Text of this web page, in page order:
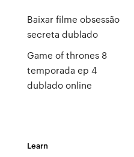
Baixar filme obsessão
secreta dublado
Game of thrones 8
temporada ep 4
dublado online
Learn